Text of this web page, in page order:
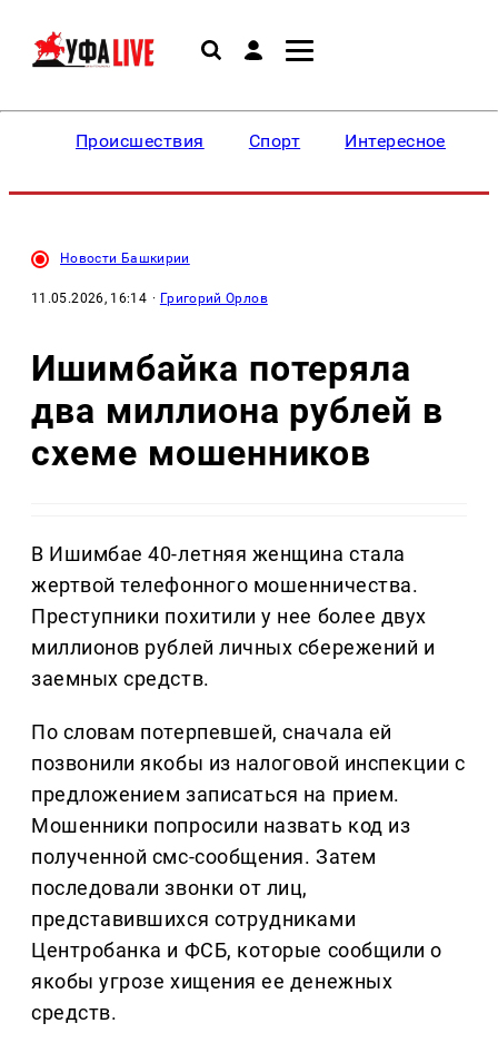
Происшествия Спорт Интересное
Новости Башкирии
11.05.2026, 16:14 · Григорий Орлов
Ишимбайка потеряла
два миллиона рублей в
схеме мошенников
В Ишимбае 40-летняя женщина стала
жертвой телефонного мошенничества.
Преступники похитили у нее более двух
миллионов рублей личных сбережений и
заемных средств.
По словам потерпевшей, сначала ей
позвонили якобы из налоговой инспекции с
предложением записаться на прием.
Мошенники попросили назвать код из
полученной смс-сообщения. Затем
последовали звонки от лиц,
представившихся сотрудниками
Центробанка и ФСБ, которые сообщили о
якобы угрозе хищения ее денежных
средств.